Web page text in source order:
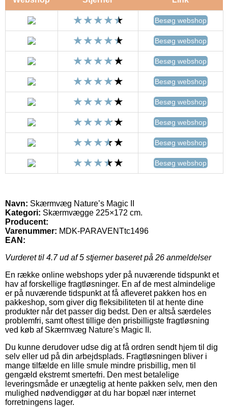
Besøg webshop
Besøg webshop
Besøg webshop
Besøg webshop
Besøg webshop
Besøg webshop
Besøg webshop
Besøg webshop
Navn: Skærmvæg Nature’s Magic II
Kategori: Skærmvægge 225×172 cm.
Producent:
Varenummer: MDK-PARAVENTtc1496
EAN:
Vurderet til 4.7ud af 5 stjerner baseret på 26 anmeldelser
En række online webshops yder på nuværende tidspunkt et
hav af forskellige fragtløsninger. En af de mest almindelige
er på nuværende tidspunkt at få afleveret pakken hos en
pakkeshop, som giver dig fleksibiliteten til at hente dine
produkter når det passer dig bedst. Den er altså særdeles
problemfri, samt oftest tillige den prisbilligste fragtløsning
ved køb af Skærmvæg Nature’s Magic II.
Du kunne derudover udse dig at få ordren sendt hjem til dig
selv eller ud på din arbejdsplads. Fragtløsningen bliver i
mange tilfælde en lille smule mindre prisbillig, men til
gengæld ekstremt smertefri. Den mest betalelige
leveringsmåde er unægtelig at hente pakken selv, men den
mulighed nødvendiggør at du har bopæl nær internet
forretningens lager.